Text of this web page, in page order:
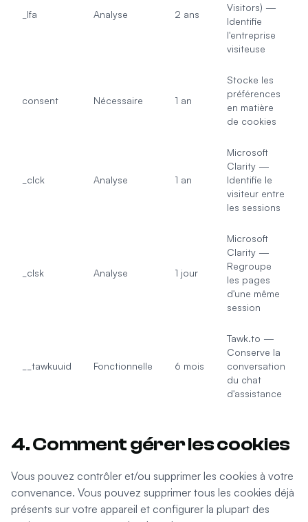
_lfa Analyse 2 ans
Visitors) —
Identifie
l'entreprise
visiteuse
consent Nécessaire 1 an
Stocke les
préférences
en matière
de cookies
_clck Analyse 1 an
Microsoft
Clarity —
Identifie le
visiteur entre
les sessions
_clsk Analyse 1 jour
Microsoft
Clarity —
Regroupe
les pages
d'une même
session
__tawkuuid Fonctionnelle 6 mois
Tawk.to —
Conserve la
conversation
du chat
d'assistance
4. Comment gérer les cookies
Vous pouvez contrôler et/ou supprimer les cookies à votre
convenance. Vous pouvez supprimer tous les cookies déjà
présents sur votre appareil et configurer la plupart des